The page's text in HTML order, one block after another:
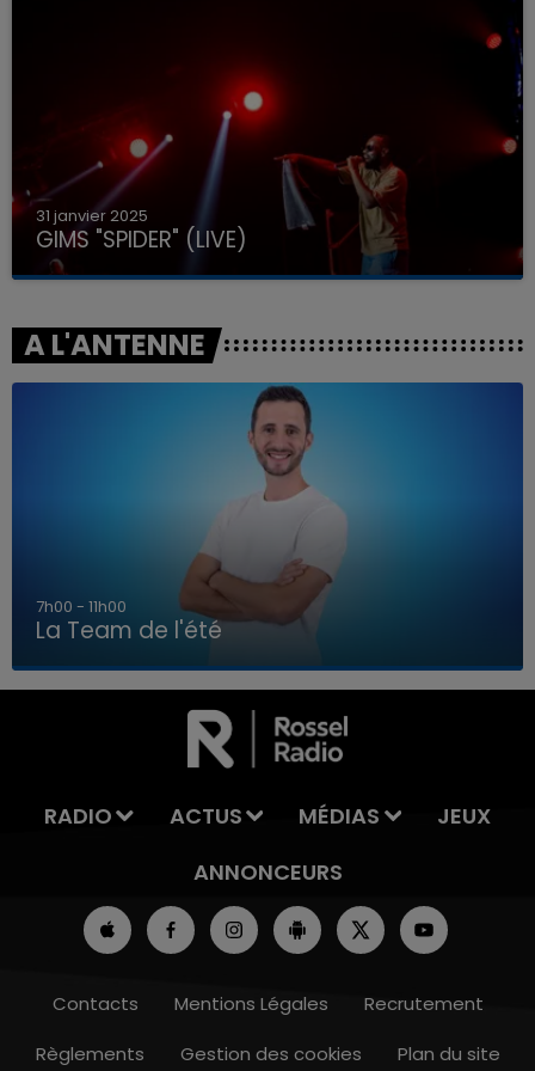
LA TEAM DE L'ÉTÉ
31 janvier 2025
GIMS "SPIDER" (LIVE)
A L'ANTENNE
7h00 - 11h00
La Team de l'été
RADIO ACTUS MÉDIAS
JEUX
ANNONCEURS
Contacts Mentions Légales
Recrutement
Règlements
Gestion des cookies Plan du site